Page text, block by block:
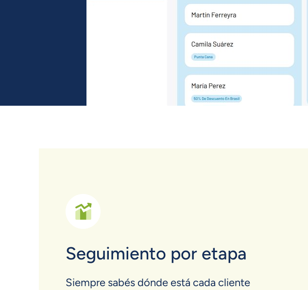
Seguimiento por etapa
Siempre sabés dónde está cada cliente